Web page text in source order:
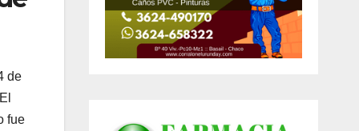
de
fue